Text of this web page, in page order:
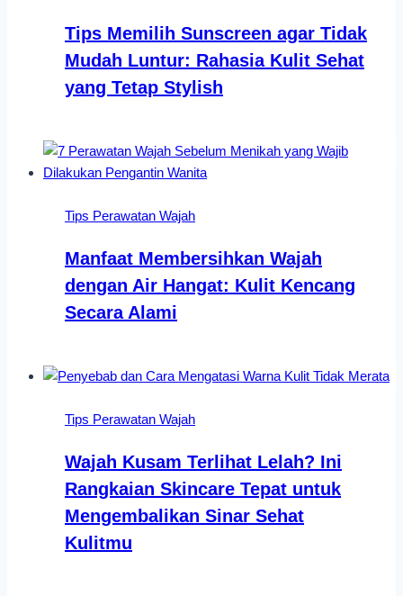
Tips Memilih Sunscreen agar Tidak
Mudah Luntur: Rahasia Kulit Sehat
yang Tetap Stylish
Tips Perawatan Wajah
Manfaat Membersihkan Wajah
dengan Air Hangat: Kulit Kencang
Secara Alami
Tips Perawatan Wajah
Wajah Kusam Terlihat Lelah? Ini
Rangkaian Skincare Tepat untuk
Mengembalikan Sinar Sehat
Kulitmu